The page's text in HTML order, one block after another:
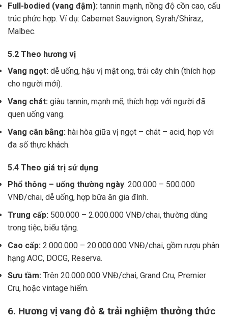
Full-bodied (vang đậm): tannin mạnh, nồng độ cồn cao, cấu
trúc phức hợp. Ví dụ: Cabernet Sauvignon, Syrah/Shiraz,
Malbec.
5.2 Theo hương vị
Vang ngọt: dễ uống, hậu vị mật ong, trái cây chín (thích hợp
cho người mới).
Vang chát: giàu tannin, mạnh mẽ, thích hợp với người đã
quen uống vang.
Vang cân bằng: hài hòa giữa vị ngọt – chát – acid, hợp với
đa số thực khách.
5.4 Theo giá trị sử dụng
Phổ thông – uống thường ngày: 200.000 – 500.000
VNĐ/chai, dễ uống, hợp bữa ăn gia đình.
Trung cấp: 500.000 – 2.000.000 VNĐ/chai, thường dùng
trong tiệc, biếu tặng.
Cao cấp: 2.000.000 – 20.000.000 VNĐ/chai, gồm rượu phân
hạng AOC, DOCG, Reserva.
Sưu tầm: Trên 20.000.000 VNĐ/chai, Grand Cru, Premier
Cru, hoặc vintage hiếm.
6. Hương vị vang đỏ & trải nghiệm thưởng thức